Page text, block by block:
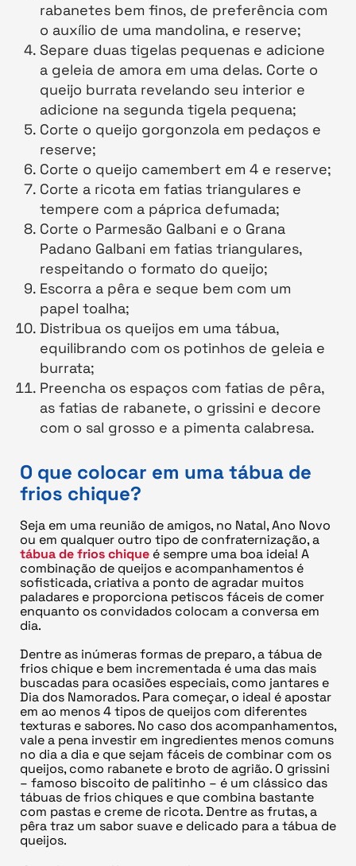
rabanetes bem finos, de preferência com
o auxílio de uma mandolina, e reserve;
Separe duas tigelas pequenas e adicione
a geleia de amora em uma delas. Corte o
queijo burrata revelando seu interior e
adicione na segunda tigela pequena;
Corte o queijo gorgonzola em pedaços e
reserve;
Corte o queijo camembert em 4 e reserve;
Corte a ricota em fatias triangulares e
tempere com a páprica defumada;
Corte o Parmesão Galbani e o Grana
Padano Galbani em fatias triangulares,
respeitando o formato do queijo;
Escorra a pêra e seque bem com um
papel toalha;
Distribua os queijos em uma tábua,
equilibrando com os potinhos de geleia e
burrata;
Preencha os espaços com fatias de pêra,
as fatias de rabanete, o grissini e decore
com o sal grosso e a pimenta calabresa.
O que colocar em uma tábua de
frios chique?
Seja em uma reunião de amigos, no Natal, Ano Novo
ou em qualquer outro tipo de confraternização, a
tábua de frios chique é sempre uma boa ideia! A
combinação de queijos e acompanhamentos é
sofisticada, criativa a ponto de agradar muitos
paladares e proporciona petiscos fáceis de comer
enquanto os convidados colocam a conversa em
dia.
Dentre as inúmeras formas de preparo, a tábua de
frios chique e bem incrementada é uma das mais
buscadas para ocasiões especiais, como jantares e
Dia dos Namorados. Para começar, o ideal é apostar
em ao menos 4 tipos de queijos com diferentes
texturas e sabores. No caso dos acompanhamentos,
vale a pena investir em ingredientes menos comuns
no dia a dia e que sejam fáceis de combinar com os
queijos, como rabanete e broto de agrião. O grissini
– famoso biscoito de palitinho – é um clássico das
tábuas de frios chiques e que combina bastante
com pastas e creme de ricota. Dentre as frutas, a
pêra traz um sabor suave e delicado para a tábua de
queijos.